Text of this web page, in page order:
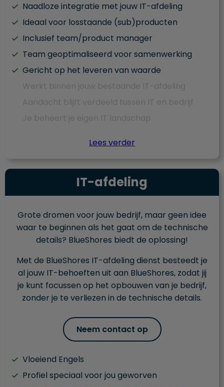
Naadloze integratie met jouw IT-afdeling
Ideaal voor losstaande (sub)producten
Inclusief team/product manager
Team geoptimaliseerd voor samenwerking
Gericht op het leveren van waarde
Lees verder
IT-afdeling
Grote dromen voor jouw bedrijf, maar geen idee
waar te beginnen als het gaat om de technische
details? BlueShores biedt de oplossing!
Met de BlueShores IT-afdeling dienst besteedt je
al jouw IT-behoeften uit aan BlueShores, zodat jij
je kunt focussen op het opbouwen van je bedrijf,
zonder je te verliezen in de technische details.
Neem contact op
Vloeiend Engels
Profiel speciaal voor jou geworven